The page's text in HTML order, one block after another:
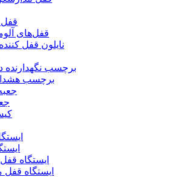
قفل
قفل‌های
نایلون قفل
برچسب نگهدارنده
برچسب
ایستگاه
ایستگاه قفل